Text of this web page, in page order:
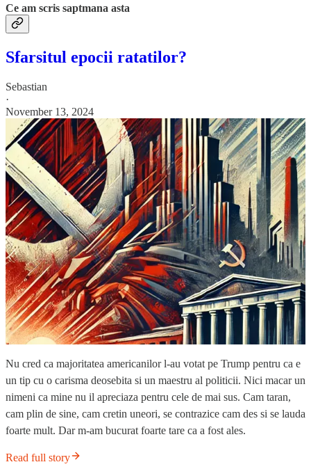
Ce am scris saptmana asta
Sfarsitul epocii ratatilor?
Sebastian
·
November 13, 2024
Nu cred ca majoritatea americanilor l-au votat pe Trump pentru ca e
un tip cu o carisma deosebita si un maestru al politicii. Nici macar un
nimeni ca mine nu il apreciaza pentru cele de mai sus. Cam taran,
cam plin de sine, cam cretin uneori, se contrazice cam des si se lauda
foarte mult. Dar m-am bucurat foarte tare ca a fost ales.
Read full story